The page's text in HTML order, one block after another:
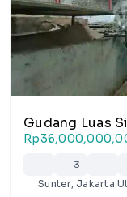
Gudang Luas
- 3 -
Sunter, Jakarta